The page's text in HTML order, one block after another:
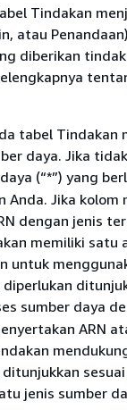
Tindakan
atau
diberikan
tabel Tindakan
daya. Jika
(“*”) yang
Anda. Jika
dengan jenis
memiliki satu
untuk
sumber daya
ARN
jenis sumber